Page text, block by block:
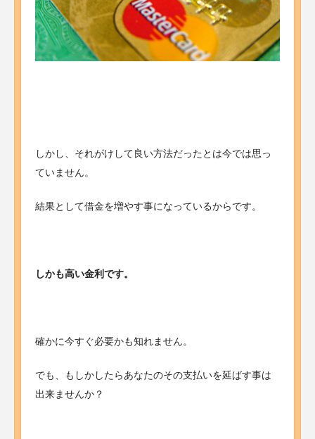
しかし、それがけして良い方法だったとは今では思っ
ていません。
結果として借金を増やす事になっているからです。
しかも高い金利です。
確かに今すぐ必要かも知れません。
でも、もしかしたらあなたのその支払いを延ばす事は
出来ませんか？